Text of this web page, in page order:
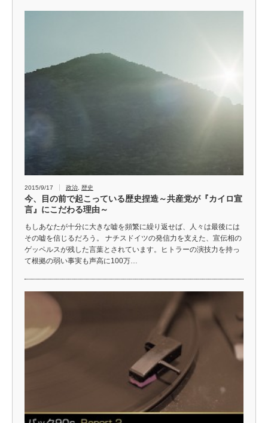
2015/9/17 政治 歴史
今、目の前で起こっている歴史捏造～共産党が『カイロ宣
言』にこだわる理由～
もしあなたが十分に大きな嘘を頻繁に繰り返せば、人々は最後には
その嘘を信じるだろう。 ナチスドイツの発信力を支えた、宣伝相の
ゲッペルスが残した言葉とされています。ヒトラーの演技力を持っ
て根拠の弱い事実も声高に100万…